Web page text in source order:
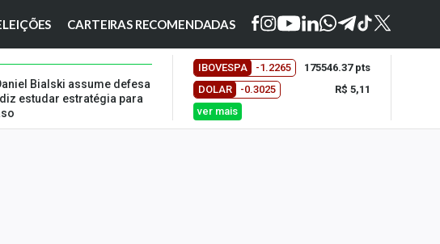
CARTEIRAS RECOMENDADAS
Bialski assume defesa
estudar estratégia para
IBOVESPA -1.2265
175546.37 pts
DOLAR
-0.3025
R$ 5,11
ver mais